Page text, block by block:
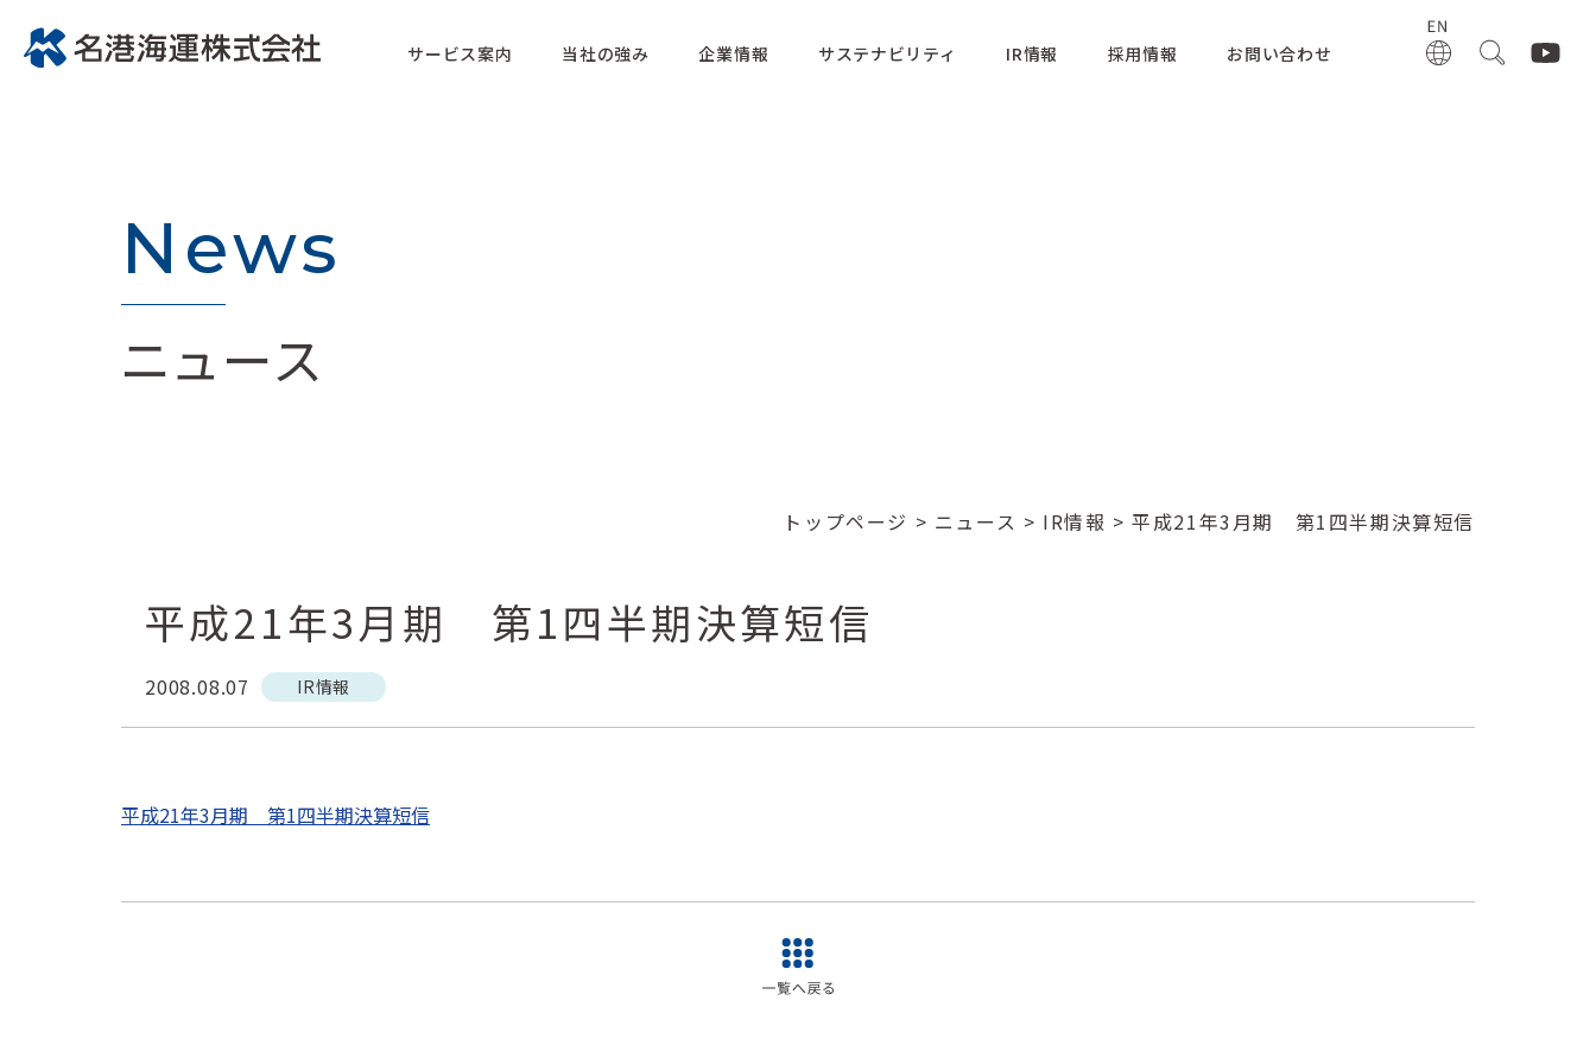
サービス案内 当社の強み 企業情報 サステナビリティ IR情報 採用情報 お問い合わせ
News
ニュース
トップページ > ニュース > IR情報 > 平成21年3月期 第1四半期決算短信
平成21年3月期 第1四半期決算短信
2008.08.07 IR情報
平成21年3月期 第1四半期決算短信